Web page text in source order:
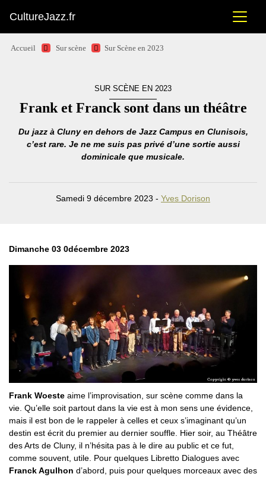
CultureJazz.fr
Accueil Sur scène Sur Scène en 2023
SUR SCÈNE EN 2023
Frank et Franck sont dans un théâtre
Du jazz à Cluny en dehors de Jazz Campus en Clunisois,
c’est rare. Je ne me suis pas privé d’une sortie aussi
dominicale que musicale.
Samedi 9 décembre 2023 - Yves Dorison
Dimanche 03 0décembre 2023
Frank Woeste aime l’improvisation, sur scène comme dans la
vie. Qu’elle soit partout dans la vie est à mon sens une évidence,
mais il est bon de le rappeler à celles et ceux s’imaginant qu’un
destin est écrit du premier au dernier souffle. Hier soir, au Théâtre
des Arts de Cluny, il n’hésita pas à le dire au public et ce fut,
comme souvent, utile. Pour quelques Libretto Dialogues avec
Franck Agulhon d’abord, puis pour quelques morceaux avec des